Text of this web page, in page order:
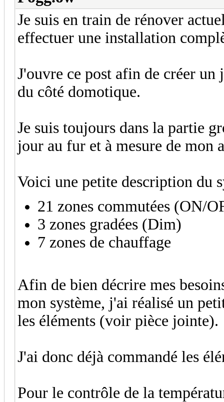
Je suis en train de rénover
effectuer une installation
J'ouvre ce post afin de créer
du côté domotique.
Je suis toujours dans la partie
jour au fur et à mesure de mon
Voici une petite description du
21 zones commutées (ON/
3 zones gradées (Dim)
7 zones de chauffage
Afin de bien décrire mes
mon système, j'ai réalisé un
les éléments (voir pièce jointe).
J'ai donc déjà commandé les
Pour le contrôle de la